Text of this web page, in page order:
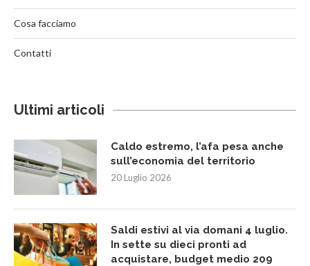
Cosa facciamo
Contatti
Ultimi articoli
Caldo estremo, l’afa pesa anche
sull’economia del territorio
20 Luglio 2026
Saldi estivi al via domani 4 luglio.
In sette su dieci pronti ad
acquistare, budget medio 209